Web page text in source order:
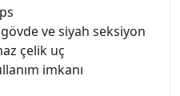
ve siyah seksiyon
çelik uç
imkanı